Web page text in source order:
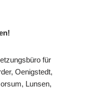
für
Oenigstedt,
Lunsen,